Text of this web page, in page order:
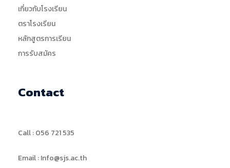
เกี่ยวกับโรงเรียน
ตราโรงเรียน
หลักสูตรการเรียน
การรับสมัคร
Contact
Call : 056 721 535
Email : Info@sjs.ac.th